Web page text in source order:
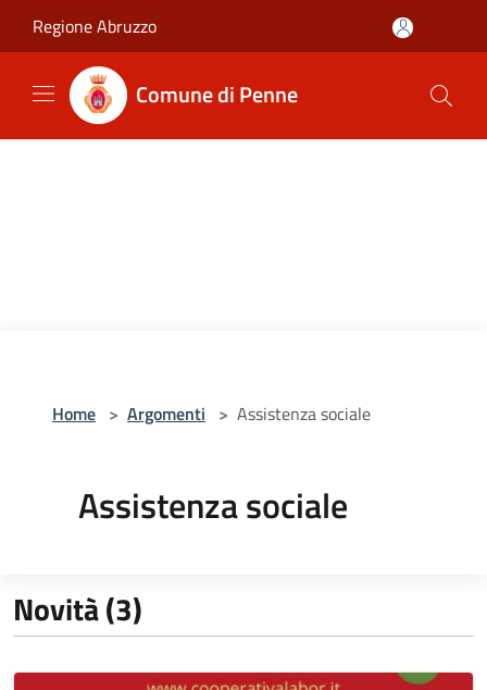
Regione Abruzzo
Comune di Penne
Home > Argomenti > Assistenza sociale
Assistenza sociale
Novità (3)